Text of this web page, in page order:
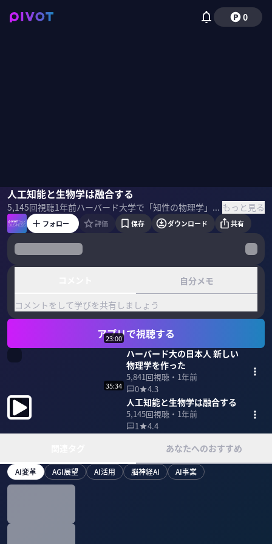
0
人工知能と生物学は融合する
5,145回視聴1年前 ハーバード大学で「知性の物理学」プログラムを立ち上げ、研究室を主宰する田中秀宣氏。AIに知性はあるのか。 もっと見る
田中秀宣
フォロー 評価 保存 ダウンロード 共有
自分メモ
コメントをして学びを共有しましょう
アプリで視聴する
23:00
ハーバード大の日本人 新しい
物理学を作った
5,841回視聴・ 1年前
0
4.3
35:34
人工知能と生物学は融合する
5,145回視聴・ 1年前
1
4.4
あなたへのおすすめ
AI変革 AGI展望 AI活用 脳神経AI AI事業